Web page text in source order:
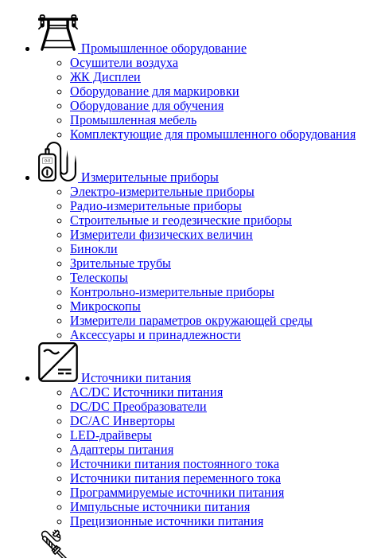
Промышленное оборудование
Осушители воздуха
ЖК Дисплеи
Оборудование для маркировки
Оборудование для обучения
Промышленная мебель
Комплектующие для промышленного оборудования
Измерительные приборы
Электро-измерительные приборы
Радио-измерительные приборы
Строительные и геодезические приборы
Измерители физических величин
Бинокли
Зрительные трубы
Телескопы
Контрольно-измерительные приборы
Микроскопы
Измерители параметров окружающей среды
Аксессуары и принадлежности
Источники питания
AC/DC Источники питания
DC/DC Преобразователи
DC/AC Инверторы
LED-драйверы
Адаптеры питания
Источники питания постоянного тока
Источники питания переменного тока
Программируемые источники питания
Импульсные источники питания
Прецизионные источники питания